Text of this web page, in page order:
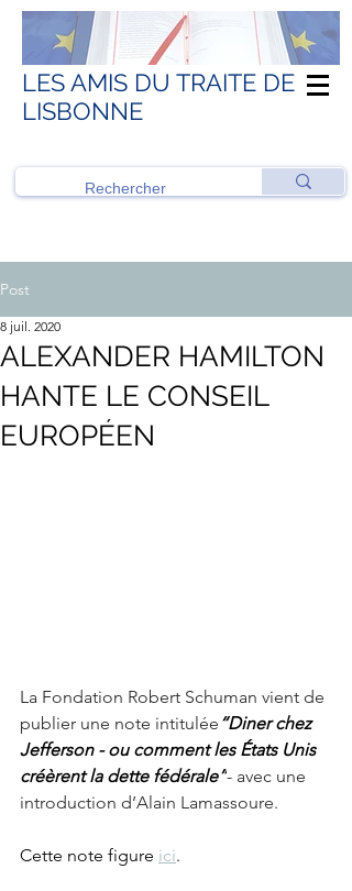
LES AMIS DU TRAITE DE
LISBONNE
Post
ALEXANDER HAMILTON
HANTE LE CONSEIL
EUROPÉEN
8 juil. 2020
La Fondation Robert Schuman vient de
publier une note intitulée “Diner chez
Jefferson - ou comment les États Unis
créèrent la dette fédérale”- avec une
introduction d’Alain Lamassoure.
Cette note figure ici.